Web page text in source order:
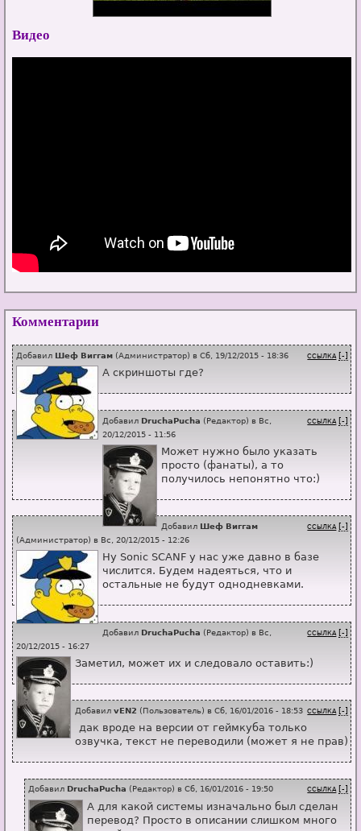
Видео
Комментарии
ССЫЛКА [-]
Добавил Шеф Виггам(Администратор) в Сб, 19/12/2015 - 18:36
А скриншоты где?
ССЫЛКА [-]
Добавил DruchaPucha (Редактор) в Вс,
20/12/2015 - 11:56
Может нужно было указать
просто (фанаты), а то
получилось непонятно что:)
ССЫЛКА [-]
Добавил Шеф Виггам
(Администратор) в Вс, 20/12/2015 - 12:26
Ну Sonic SCANF у нас уже давно в базе
числится. Будем надеяться, что и
остальные не будут однодневками.
ССЫЛКА [-]
Добавил DruchaPucha (Редактор) в Вс,
20/12/2015 - 16:27
Заметил, может их и следовало оставить:)
ССЫЛКА [-]
ДобавилvEN2 (Пользователь) вСб, 16/01/2016 - 18:53
дак вроде на версии от геймкуба только
озвучка, текст не переводили (может я не прав)
ССЫЛКА [-]
Добавил DruchaPucha (Редактор) в Сб, 16/01/2016 - 19:50
А для какой системы изначально был сделан
перевод? Просто в описании слишком много